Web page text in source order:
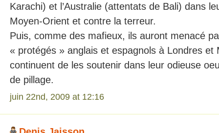
Karachi) et l’Australie (attentats de Bali) dans
Moyen-Orient et contre la terreur.
Puis, comme des mafieux, ils auront menacé
« protégés » anglais et espagnols à Londres et
continuent de les soutenir dans leur odieuse
de pillage.
juin 22nd, 2009 at 12:16